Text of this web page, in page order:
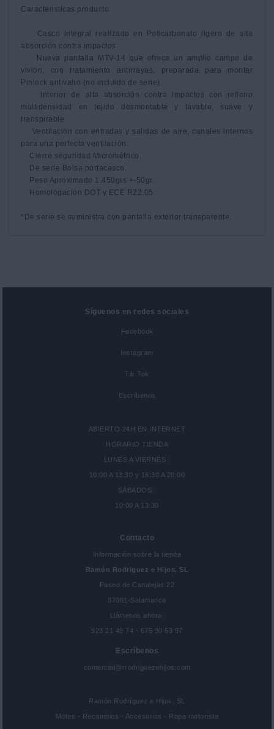
Caracteristicas producto:
absorción contra impactos.
vivión, con tratamiento antirrayas, preparada para montar
Pinlock antivaho (no incluido de serie).
multidensidad en tejido desmontable y lavable, suave y
transpirable.
para una perfecta ventilación.
*De serie se suministra con pantalla exterior transparente.
Síguenos en redes sociales
Facebook
Instagram
Tik Tok
Escríbenos
ABIERTO 24H EN INTERNET
HORARIO TIENDA
LUNES A VIERNES :
10:00 A 13:30 y 16:30 A 20:00
SÁBADOS :
10:00 A 13:30
Contacto
Información sobre la tienda
Ramón Rodriguez e Hijos, SL
Paseo de Canalejas 22
37001-Salamanca
Llámenos ahora:
923 21 49 74 - 675 90 63 97
Escríbenos
comercial@rrodriguezehijos.com
Ramón Rodríguez e Hijos, SL
Motos - Recambios - Accesorios - Ropa motorista